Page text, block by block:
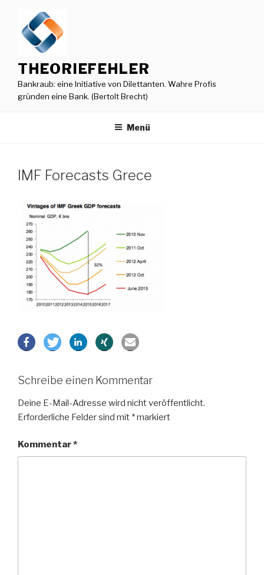
springen
THEORIEFEHLER
Bankraub: eine Initiative von Dilettanten. Wahre Profis
gründen eine Bank. (Bertolt Brecht)
Menü
IMF Forecasts Grece
Schreibe einen Kommentar
Deine E-Mail-Adresse wird nicht veröffentlicht.
Erforderliche Felder sind mit *markiert
Kommentar*